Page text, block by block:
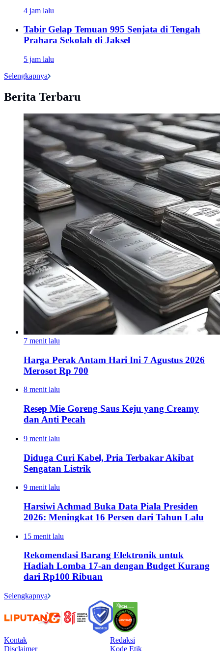
4 jam lalu
Tabir Gelap Temuan 995 Senjata di Tengah
Prahara Sekolah di Jaksel
5 jam lalu
Selengkapnya
Berita Terbaru
7 menit lalu
Harga Perak Antam Hari Ini 7 Agustus 2026
Merosot Rp 700
8 menit lalu
Resep Mie Goreng Saus Keju yang Creamy
dan Anti Pecah
9 menit lalu
Diduga Curi Kabel, Pria Terbakar Akibat
Sengatan Listrik
9 menit lalu
Harsiwi Achmad Buka Data Piala Presiden
2026: Meningkat 16 Persen dari Tahun Lalu
15 menit lalu
Rekomendasi Barang Elektronik untuk
Hadiah Lomba 17-an dengan Budget Kurang
dari Rp100 Ribuan
Selengkapnya
Kontak
Redaksi
Disclaimer
Kode Etik